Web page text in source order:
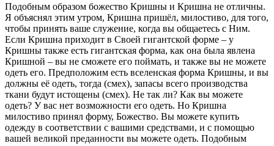
Подобным образом божество Кришны и Кришна не отличны.
Я объяснял этим утром, Кришна пришёл, милостиво, для того,
чтобы принять ваше служение, когда вы общаетесь с Ним.
Если Кришна приходит в Своей гигантской форме – у
Кришны также есть гигантская форма, как она была явлена
Кришной – вы не сможете его поймать, и также вы не можете
одеть его. Предположим есть вселенская форма Кришны, и вы
должны её одеть, тогда (смех), запасы всего производства
ткани будут истощены (смех). Не так ли? Как вы можете
одеть? У вас нет возможности его одеть. Но Кришна
милостиво принял форму, Божество. Вы можете купить
одежду в соответствии с вашими средствами, и с помощью
вашей великой преданности вы можете одеть. Подобным